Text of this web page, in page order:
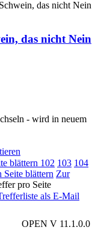
das nicht Nein
- wird in neuem
blättern 102 103 104
Seite blättern Zur
pro Seite
als E-Mail
OPEN V 11.1.0.0